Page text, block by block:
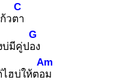
วตา
C
บ่มีคู่ปอง
G
ฮบ่ให้ตอม
Am